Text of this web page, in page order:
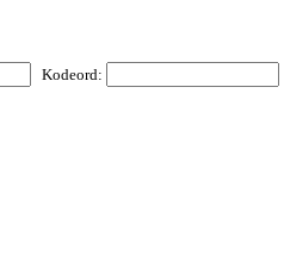
Kodeord: